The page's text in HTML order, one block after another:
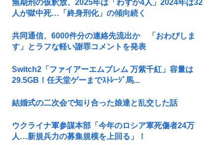
無期刑の仮釈放、2025年は「わずか4人」2024年は32
人が獄中死…「終身刑化」の傾向続く
共同通信、6000件分の連絡先流出か 「おわびしま
す」とラフな軽い謝罪コメントを発表
Switch2「ファイアーエムブレム 万紫千紅」容量は
29.5GB！任天堂ゲーまでｽﾄﾚｰｼﾞ馬...
結婚式の二次会で知り合った娘達と乱交した話
ウクライナ軍参謀本部「今年のロシア軍死傷者24万
人…新規兵力の募集規模を上回る」！